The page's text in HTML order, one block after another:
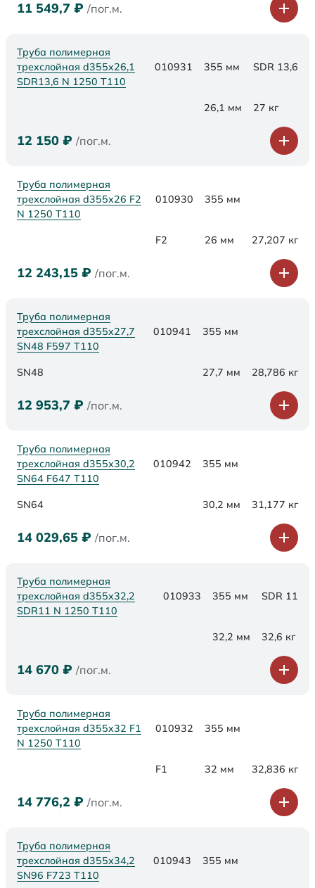
11 549,7 ₽ /пог.м.
Труба полимерная
трехслойная d355x26,1
SDR13,6 N 1250 Т110
010931 355 мм SDR 13,6
26,1 мм 27 кг
12 150 ₽ /пог.м.
Труба полимерная
трехслойная d355x26 F2
N 1250 Т110
010930 355 мм
F2 26 мм 27,207 кг
12 243,15 ₽ /пог.м.
Труба полимерная
трехслойная d355х27,7
SN48 F597 Т110
010941 355 мм
SN48 27,7 мм 28,786 кг
12 953,7 ₽ /пог.м.
Труба полимерная
трехслойная d355х30,2
SN64 F647 Т110
010942 355 мм
SN64 30,2 мм 31,177 кг
14 029,65 ₽ /пог.м.
Труба полимерная
трехслойная d355x32,2
SDR11 N 1250 Т110
010933 355 мм SDR 11
32,2 мм 32,6 кг
14 670 ₽ /пог.м.
Труба полимерная
трехслойная d355x32 F1
N 1250 Т110
010932 355 мм
F1 32 мм 32,836 кг
14 776,2 ₽ /пог.м.
Труба полимерная
трехслойная d355х34,2
SN96 F723 Т110
010943 355 мм